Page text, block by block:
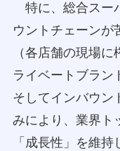
特に、総合スー
ウントチェーンが
（各店舗の現場
ライベートブラン
そしてインバウン
みにより、業界ト
「成長性」を維